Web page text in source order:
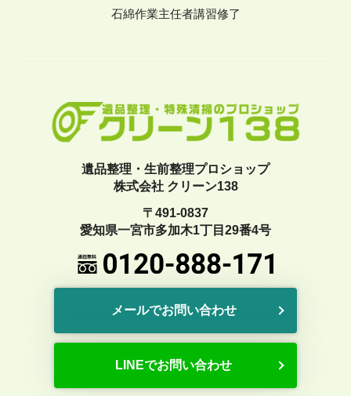
石綿作業主任者講習修了
遺品整理・生前整理プロショップ
株式会社 クリーン138
〒491-0837
愛知県一宮市多加木1丁目29番4号
メールでお問い合わせ
LINEでお問い合わせ